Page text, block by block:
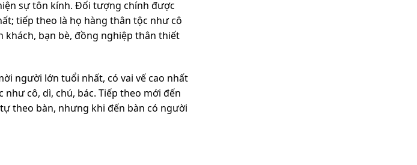
sự tôn kính. Đối tượng chính được
tiếp theo là họ hàng thân tộc như cô
khách, bạn bè, đồng nghiệp thân thiết
người lớn tuổi nhất, có vai vế cao nhất
cô, dì, chú, bác. Tiếp theo mới đến
theo bàn, nhưng khi đến bàn có người